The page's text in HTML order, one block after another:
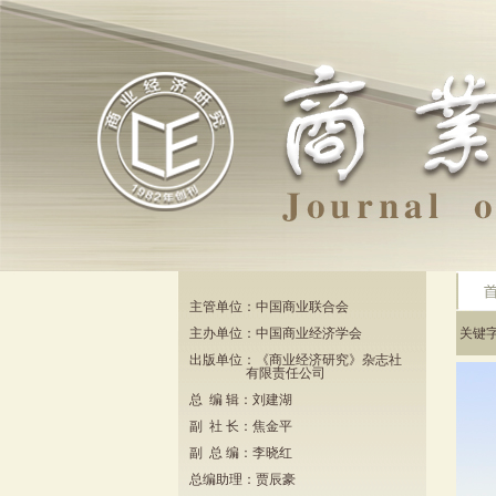
主管单位：中国商业联合会
主办单位：中国商业经济学会
出版单位：《商业经济研究》杂志社
有限责任公司
总 编 辑：刘建湖
副 社 长：焦金平
副 总 编：李晓红
总编助理：贾辰豪
关键